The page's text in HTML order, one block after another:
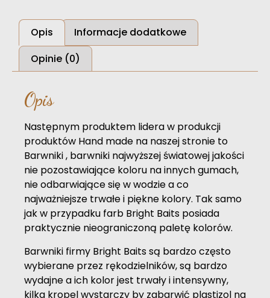
Opis
Informacje dodatkowe
Opinie (0)
Opis
Następnym produktem lidera w produkcji
produktów Hand made na naszej stronie to
Barwniki , barwniki najwyższej światowej jakości
nie pozostawiające koloru na innych gumach,
nie odbarwiające się w wodzie a co
najważniejsze trwałe i piękne kolory. Tak samo
jak w przypadku farb Bright Baits posiada
praktycznie nieograniczoną paletę kolorów.
Barwniki firmy Bright Baits są bardzo często
wybierane przez rękodzielników, są bardzo
wydajne a ich kolor jest trwały i intensywny,
kilka kropel wystarczy by zabarwić plastizol na